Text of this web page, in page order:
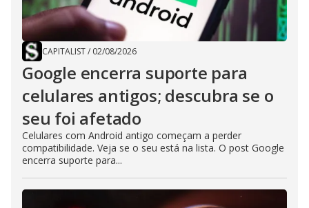
CAPITALIST/ 02/08/2026
Google encerra suporte para
celulares antigos; descubra se o
seu foi afetado
Celulares com Android antigo começam a perder
compatibilidade. Veja se o seu está na lista. O post Google
encerra suporte para...